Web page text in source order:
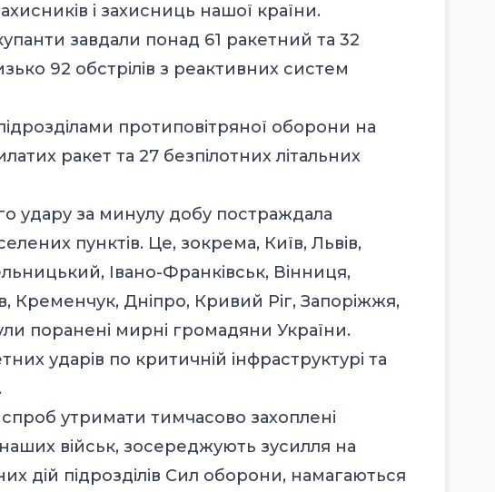
і захисниць нашої країни.
завдали понад 61 ракетний та 32
92 обстрілів з реактивних систем
протиповітряної оборони на
ракет та 27 безпілотних літальних
удару за минулу добу постраждала
пунктів. Це, зокрема, Київ, Львів,
Івано-Франківськ, Вінниця,
Кременчук, Дніпро, Кривий Ріг, Запоріжжя,
поранені мирні громадяни України.
ударів по критичній інфраструктурі та
утримати тимчасово захоплені
військ, зосереджують зусилля на
дій підрозділів Сил оборони, намагаються